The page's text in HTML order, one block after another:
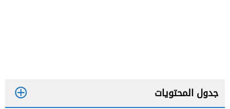
جدول المحتويات